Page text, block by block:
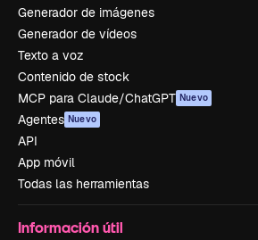
Generador de imágenes
Generador de vídeos
Texto a voz
Contenido de stock
MCP para Claude/ChatGPT Nuevo
Agentes Nuevo
API
App móvil
Todas las herramientas
Información útil